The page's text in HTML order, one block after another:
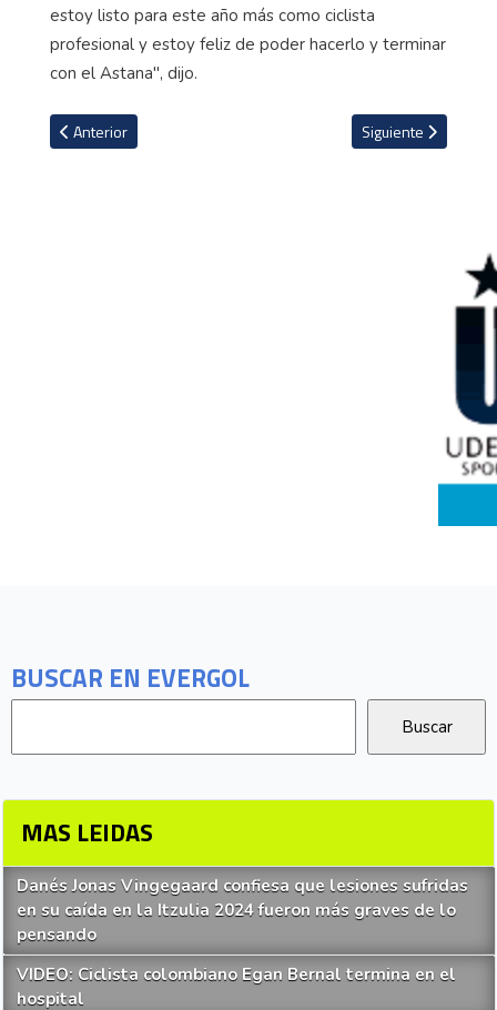
BUSCAR EN EVERGOL
MAS LEIDAS
Danés Jonas Vingegaard confiesa que lesiones sufridas
en su caída en la Itzulia 2024 fueron más graves de lo
pensando
VIDEO: Ciclista colombiano Egan Bernal termina en el
hospital
estoy listo para este año más como ciclista
profesional y estoy feliz de poder hacerlo y terminar
con el Astana", dijo.
Artículo anterior: Esloveno Primoz Roglic deja Jumbo Visma y
Anterior Artículo siguiente:
Siguiente